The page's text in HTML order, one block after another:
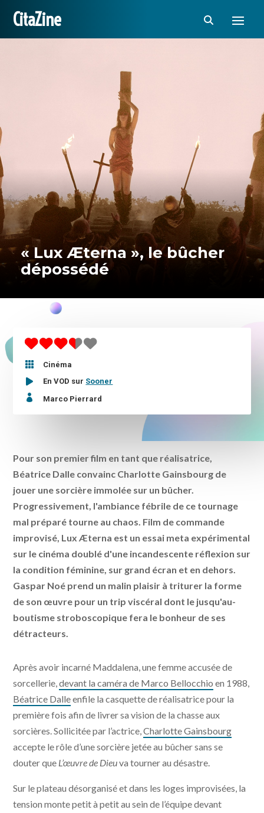
CitaZine
« Lux Æterna », le bûcher
dépossédé

Cinéma
En VOD sur Sooner
 Marco Pierrard
Pour son premier film en tant que réalisatrice,
Béatrice Dalle convainc Charlotte Gainsbourg de
jouer une sorcière immolée sur un bûcher.
Progressivement, l'ambiance fébrile de ce tournage
mal préparé tourne au chaos. Film de commande
improvisé, Lux Æterna est un essai meta expérimental
sur le cinéma doublé d'une incandescente réflexion sur
la condition féminine, sur grand écran et en dehors.
Gaspar Noé prend un malin plaisir à triturer la forme
de son œuvre pour un trip viscéral dont le jusqu'au-
boutisme stroboscopique fera le bonheur de ses
détracteurs.
Après avoir incarné Maddalena, une femme accusée de
sorcellerie,devant la caméra de Marco Bellocchio en 1988,
Béatrice Dalleenfile la casquette de réalisatrice pour la
première fois afin de livrer sa vision de la chasse aux
sorcières. Sollicitée par l’actrice,Charlotte Gainsbourg
accepte le rôle d’une sorcière jetée au bûcher sans se
douter que L’œuvre de Dieuva tourner au désastre.
Sur le plateau désorganisé et dans les loges improvisées, la
tension monte petit à petit au sein de l’équipe devant